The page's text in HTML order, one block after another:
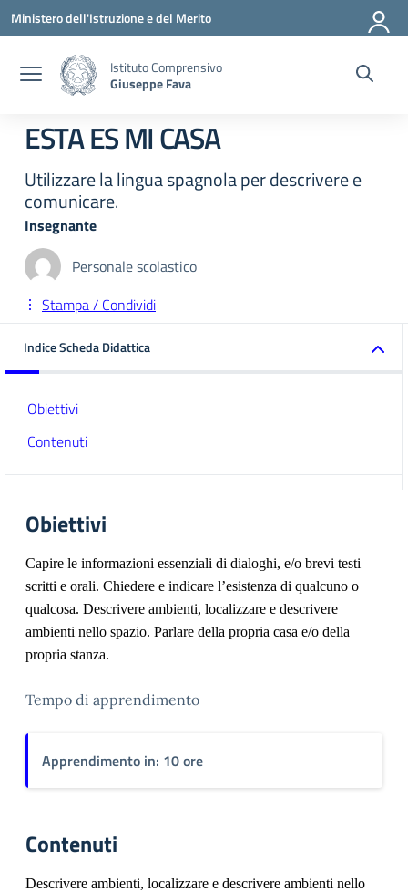
Vai ai contenuti
Vai al menu di navigazione
Vai al footer
Ministero dell'Istruzione e del Merito
Istituto Comprensivo
Giuseppe Fava
ESTA ES MI CASA
Utilizzare la lingua spagnola per descrivere e
comunicare.
Insegnante
Personale scolastico
Stampa / Condividi
Indice Scheda Didattica
Obiettivi
Contenuti
Obiettivi
Capire le informazioni essenziali di dialoghi, e/o brevi testi
scritti e orali. Chiedere e indicare l’esistenza di qualcuno o
qualcosa. Descrivere ambienti, localizzare e descrivere
ambienti nello spazio. Parlare della propria casa e/o della
propria stanza.
Tempo di apprendimento
Apprendimento in: 10 ore
Contenuti
Descrivere ambienti, localizzare e descrivere ambienti nello